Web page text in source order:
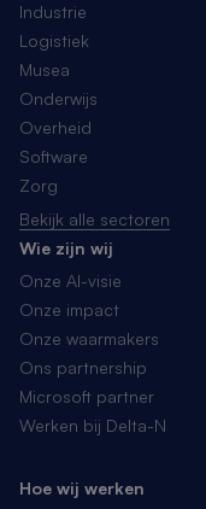
Industrie
Logistiek
Musea
Onderwijs
Overheid
Software
Zorg
Bekijk alle sectoren
Wie zijn wij
Onze AI-visie
Onze impact
Onze waarmakers
Ons partnership
Microsoft partner
Werken bij Delta-N
Hoe wij werken